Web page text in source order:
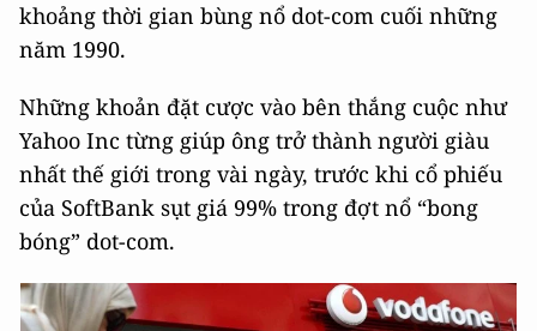
khoảng thời gian bùng nổ dot-com cuối những
năm 1990.
Những khoản đặt cược vào bên thắng cuộc như
Yahoo Inc từng giúp ông trở thành người giàu
nhất thế giới trong vài ngày, trước khi cổ phiếu
của SoftBank sụt giá 99% trong đợt nổ “bong
bóng” dot-com.